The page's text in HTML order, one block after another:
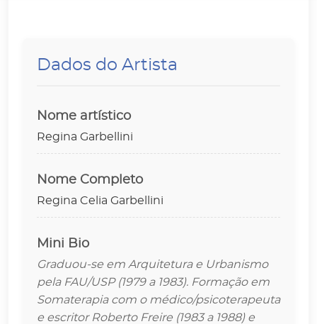
Dados do Artista
Nome artístico
Regina Garbellini
Nome Completo
Regina Celia Garbellini
Mini Bio
Graduou-se em Arquitetura e Urbanismo
pela FAU/USP (1979 a 1983). Formação em
Somaterapia com o médico/psicoterapeuta
e escritor Roberto Freire (1983 a 1988) e